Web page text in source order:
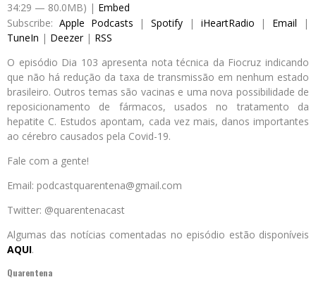
34:29 — 80.0MB) | Embed
Subscribe: Apple Podcasts |Spotify | iHeartRadio | Email |
TuneIn | Deezer| RSS
O episódio Dia 103 apresenta nota técnica da Fiocruz indicando
que não há redução da taxa de transmissão em nenhum estado
brasileiro. Outros temas são vacinas e uma nova possibilidade de
reposicionamento de fármacos, usados no tratamento da
hepatite C. Estudos apontam, cada vez mais, danos importantes
ao cérebro causados pela Covid-19.
Fale com a gente!
Email: podcastquarentena@gmail.com
Twitter: @quarentenacast
Algumas das notícias comentadas no episódio estão disponíveis
AQUI.
Quarentena